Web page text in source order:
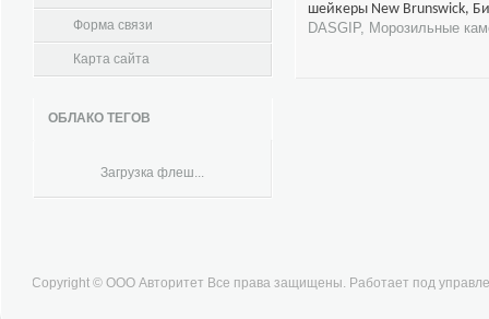
Форма связи
Карта сайта
ОБЛАКО ТЕГОВ
Загрузка флеш...
шейкеры New Brunswick,
DASGIP, Морозильные
Copyright © ООО Авторитет Все права защищены. Работает под